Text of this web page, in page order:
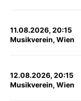
11.08.2026, 20:15
Musikverein, Wien
12.08.2026, 20:15
Musikverein, Wien